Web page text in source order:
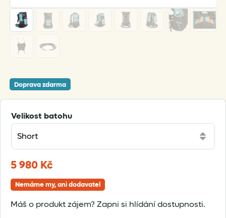
Doprava zdarma
Velikost batohu
5 980 Kč
Nemáme my, ani dodavatel
Máš o produkt zájem? Zapni si hlídání dostupnosti.